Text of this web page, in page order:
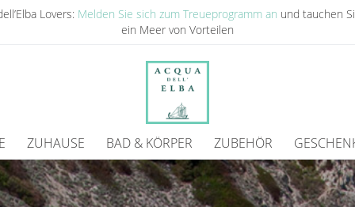
Lovers: Melden Sie sich zum Treueprogramm an und tauchen
ein Meer von Vorteilen
ZUHAUSE BAD & KÖRPER ZUBEHÖR